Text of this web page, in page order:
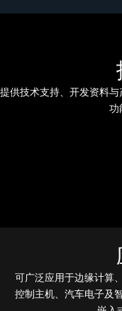
提供技术支持、开发资料与
功
可广泛应用于边缘计算
控制主机、汽车电子及